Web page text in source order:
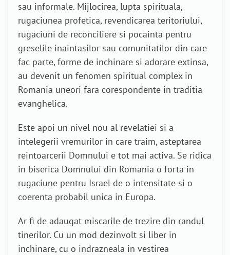
sau informale. Mijlocirea, lupta spirituala,
rugaciunea profetica, revendicarea teritoriului,
rugaciuni de reconciliere si pocainta pentru
greselile inaintasilor sau comunitatilor din care
fac parte, forme de inchinare si adorare extinsa,
au devenit un fenomen spiritual complex in
Romania uneori fara corespondente in traditia
evanghelica.
Este apoi un nivel nou al revelatiei si a
intelegerii vremurilor in care traim, asteptarea
reintoarcerii Domnului e tot mai activa. Se ridica
in biserica Domnului din Romania o forta in
rugaciune pentru Israel de o intensitate si o
coerenta probabil unica in Europa.
Ar fi de adaugat miscarile de trezire din randul
tinerilor. Cu un mod dezinvolt si liber in
inchinare, cu o indrazneala in vestirea